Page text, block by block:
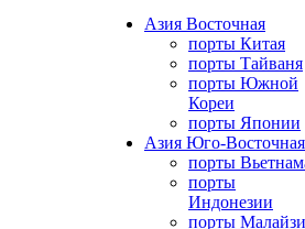
Азия Восточная
порты Китая
порты Тайваня
порты Южной
Кореи
порты Японии
Азия Юго-Восточная
порты
порты
Индонезии
порты